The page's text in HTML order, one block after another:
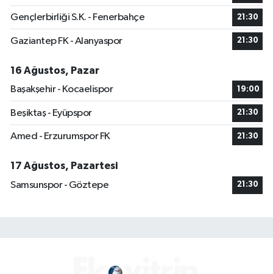
Gençlerbirliği S.K. - Fenerbahçe 21:30
Gaziantep FK - Alanyaspor 21:30
16 Ağustos, Pazar
Başakşehir - Kocaelispor
19:00
Beşiktaş - Eyüpspor 21:30
Amed - Erzurumspor FK 21:30
17 Ağustos, Pazartesi
Samsunspor - Göztepe
21:30